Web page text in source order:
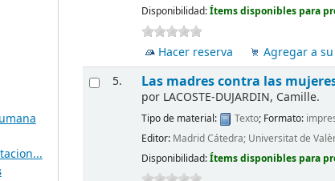
Disponibilidad:Ítems disponibles para
Hacer reserva
Agregar a
5.
Las madres contra las
por LACOSTE-DUJARDIN, Camille.
Tipo de material: Texto; Formato:
Editor: Madrid Cátedra; Universitat de
Disponibilidad:Ítems disponibles para